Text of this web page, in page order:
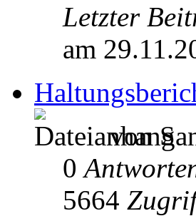
Letzter
am
von
0
5664